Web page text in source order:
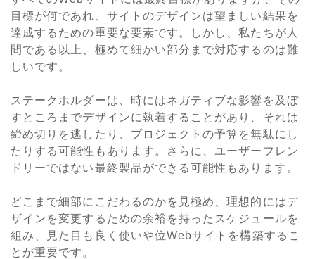
目標が何であれ、サイトのデザインは望ましい結果を
達成するための重要な要素です。しかし、私たちが人
間である以上、極めて細かい部分まで対応するのは難
しいです。
ステークホルダーは、時にはネガティブな影響を及ぼ
すところまでデザインに執着することがあり、それは
締め切りを逃したり、プロジェクトの予算を無駄にし
たりする可能性もあります。さらに、ユーザーフレン
ドリーではない最終製品ができる可能性もあります。
どこまで細部にこだわるのかを見極め、理想的にはデ
ザインを変更するための余裕を持ったスケジュールを
組み、見た目も良く使いや位Webサイトを構築するこ
とが重要です。